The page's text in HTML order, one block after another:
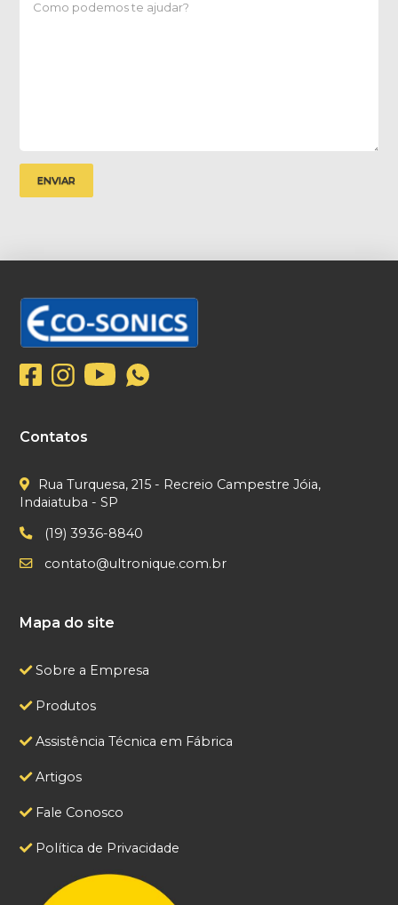
Contatos
Rua Turquesa, 215 - Recreio Campestre Jóia,
Indaiatuba - SP
(19) 3936-8840
contato@ultronique.com.br
Mapa do site
Sobre a Empresa
Produtos
Assistência Técnica em Fábrica
Artigos
Fale Conosco
Política de Privacidade